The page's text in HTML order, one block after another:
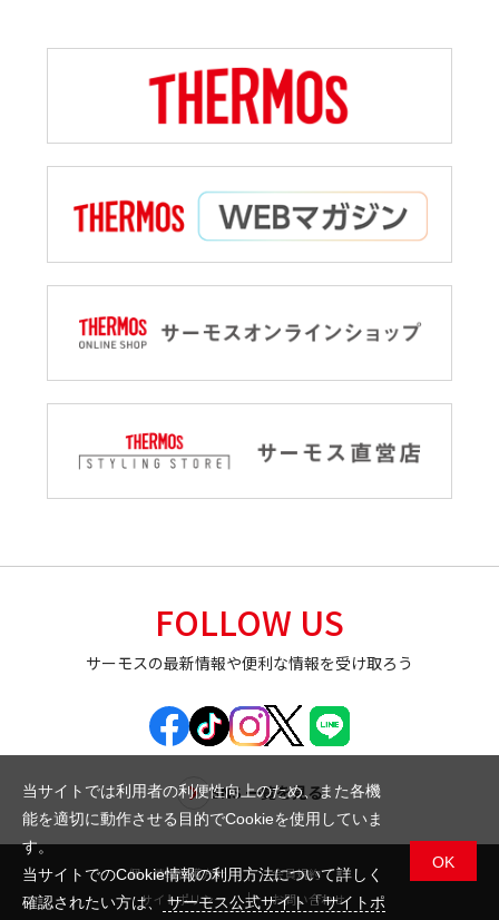
FOLLOW US
サーモスの最新情報や便利な情報を受け取ろう
SNS 一覧を見る
個人情報保護方針
会員規約
サイトポリシー
お問い合わせ
当サイトでは利用者の利便性向上のため、また各機
能を適切に動作させる目的でCookieを使用していま
す。
当サイトでのCookie情報の利用方法について詳しく
確認されたい方は、サーモス公式サイト「サイトポ
OK